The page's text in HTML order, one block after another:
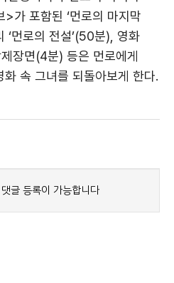
가 포함된 ‘먼로의 마지막
‘먼로의 전설’(50분), 영화
장면(4분) 등은 먼로에게
속 그녀를 되돌아보게 한다.